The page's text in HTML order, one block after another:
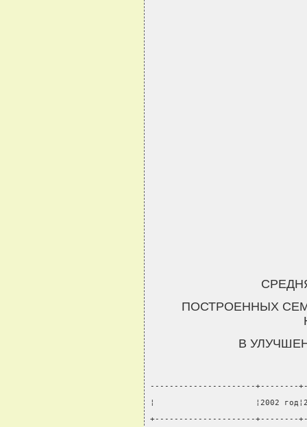
ПОСТРОЕННЫХ
В
----------------------+--------
¦                     ¦2002 год¦2003
+---------------------+--------